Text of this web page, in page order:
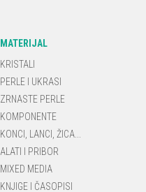
MATERIJAL
KRISTALI
PERLE I UKRASI
ZRNASTE PERLE
KOMPONENTE
KONCI, LANCI, ŽICA...
ALATI I PRIBOR
MIXED MEDIA
KNJIGE I ČASOPISI